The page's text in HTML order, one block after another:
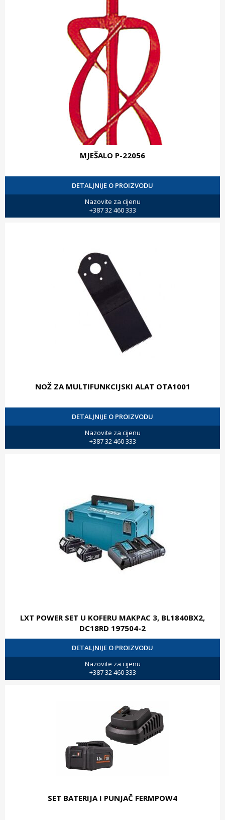
MJEŠALO P-22056
DETALJNIJE O PROIZVODU
Nazovite za cijenu
+387 32 460 333
NOŽ ZA MULTIFUNKCIJSKI ALAT OTA1001
DETALJNIJE O PROIZVODU
Nazovite za cijenu
+387 32 460 333
LXT POWER SET U KOFERU MAKPAC 3, BL1840BX2,
DC18RD 197504-2
DETALJNIJE O PROIZVODU
Nazovite za cijenu
+387 32 460 333
SET BATERIJA I PUNJAČ FERMPOW4